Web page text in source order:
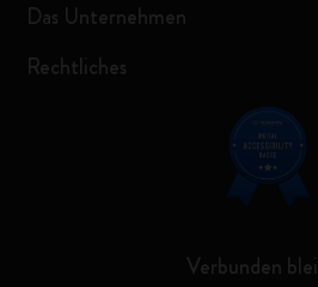
Das Unternehmen
Rechtliches
Verbunden